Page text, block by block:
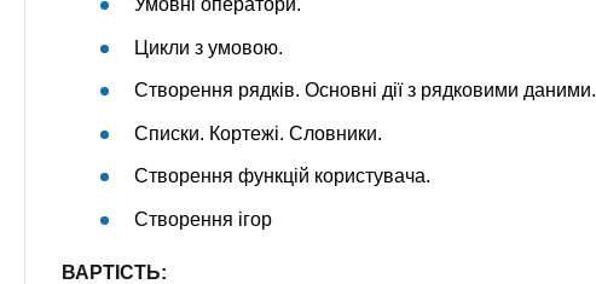
Умовні оператори.
Цикли з умовою.
Створення рядків. Основні дії з рядковими даними.
Списки. Кортежі. Словники.
Створення функцій користувача.
Створення ігор
ВАРТІСТЬ: